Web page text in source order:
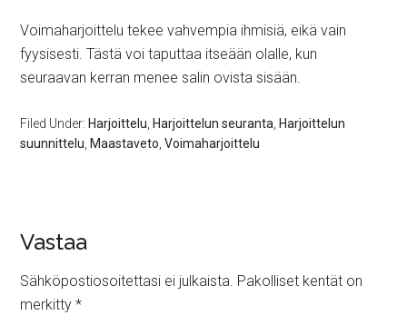
Voimaharjoittelu tekee vahvempia ihmisiä, eikä vain
fyysisesti. Tästä voi taputtaa itseään olalle, kun
seuraavan kerran menee salin ovista sisään.
Filed Under: Harjoittelu Harjoittelun seuranta Harjoittelun
suunnittelu Maastaveto ,Voimaharjoittelu
Vastaa
Sähköpostiosoitettasi ei julkaista. Pakolliset kentät on
merkitty*